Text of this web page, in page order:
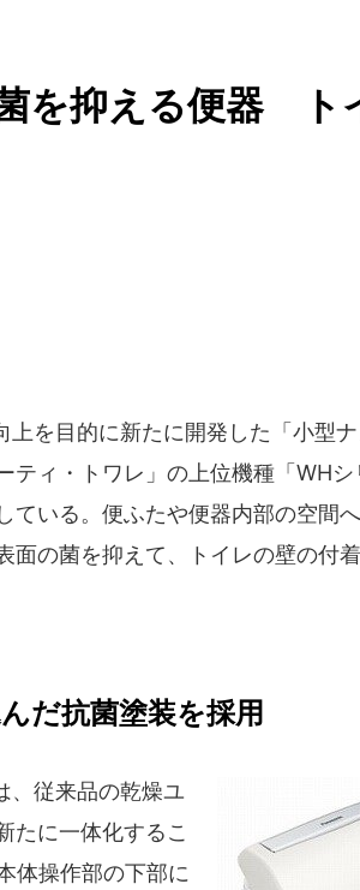
を抑える便器 ト
を目的に新たに開発した「小型
ティ・トワレ」の上位機種「WHシ
ている。便ふたや便器内部の空間
面の菌を抑えて、トイレの壁の付
だ抗菌塗装を採用
、従来品の乾燥ユ
たに一体化するこ
体操作部の下部に